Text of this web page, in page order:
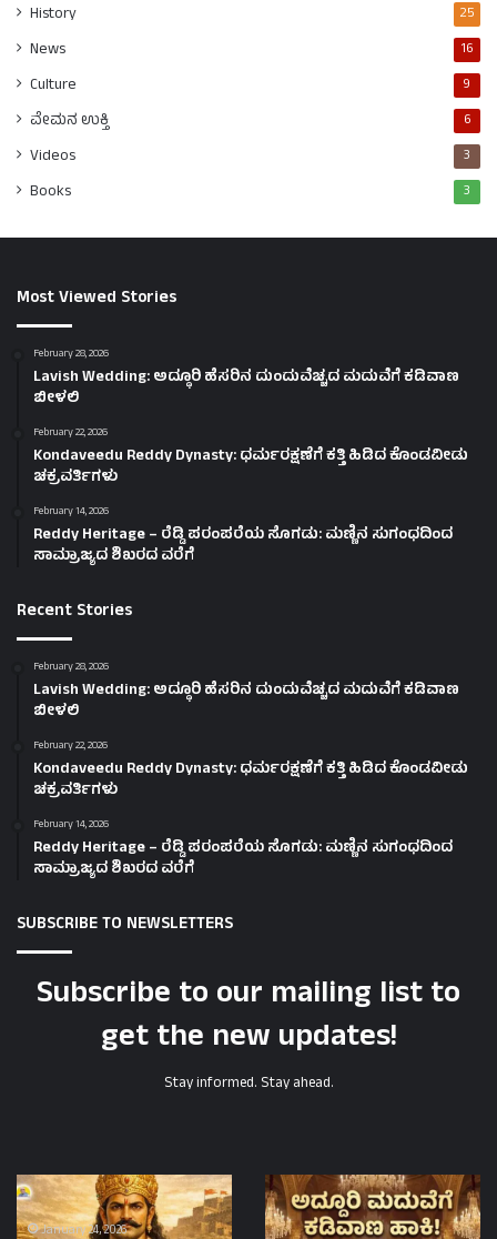
History 25
News 16
Culture 9
ವೇಮನ ಉಕ್ತಿ 6
Videos 3
Books 3
Most Viewed Stories
February 28, 2026
Lavish Wedding: ಅದ್ಧೂರಿ ಹೆಸರಿನ ದುಂದುವೆಚ್ಚದ ಮದುವೆಗೆ ಕಡಿವಾಣ
ಬೀಳಲಿ
February 22, 2026
Kondaveedu Reddy Dynasty: ಧರ್ಮರಕ್ಷಣೆಗೆ ಕತ್ತಿ ಹಿಡಿದ ಕೊಂಡವೀಡು
ಚಕ್ರವರ್ತಿಗಳು
February 14, 2026
Reddy Heritage – ರೆಡ್ಡಿ ಪರಂಪರೆಯ ಸೊಗಡು: ಮಣ್ಣಿನ ಸುಗಂಧದಿಂದ
ಸಾಮ್ರಾಜ್ಯದ ಶಿಖರದ ವರೆಗೆ
Recent Stories
February 28, 2026
Lavish Wedding: ಅದ್ಧೂರಿ ಹೆಸರಿನ ದುಂದುವೆಚ್ಚದ ಮದುವೆಗೆ ಕಡಿವಾಣ
ಬೀಳಲಿ
February 22, 2026
Kondaveedu Reddy Dynasty: ಧರ್ಮರಕ್ಷಣೆಗೆ ಕತ್ತಿ ಹಿಡಿದ ಕೊಂಡವೀಡು
ಚಕ್ರವರ್ತಿಗಳು
February 14, 2026
Reddy Heritage – ರೆಡ್ಡಿ ಪರಂಪರೆಯ ಸೊಗಡು: ಮಣ್ಣಿನ ಸುಗಂಧದಿಂದ
ಸಾಮ್ರಾಜ್ಯದ ಶಿಖರದ ವರೆಗೆ
SUBSCRIBE TO NEWSLETTERS
Subscribe to our mailing list to
get the new updates!
Stay informed. Stay ahead.
Kongunadu
Reddy
Kings-January 24, 2026
Lavish
Wedding:
ಅದ್ಧೂರಿ